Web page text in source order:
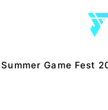
Summer Game Fest